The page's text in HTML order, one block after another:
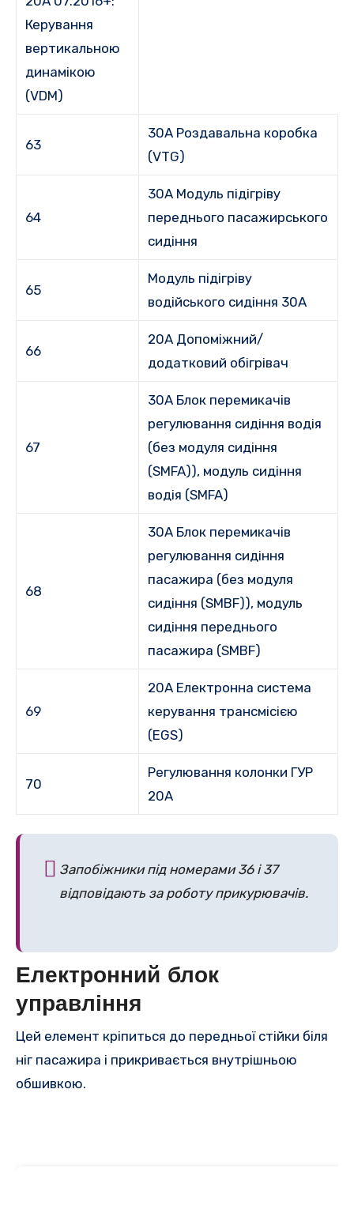
Керування
вертикальною
динамікою
(VDM)
63
30A Роздавальна коробка
(VTG)
64
30A Модуль підігріву
переднього пасажирського
сидіння
65
Модуль підігріву
водійського сидіння 30A
66
20A Допоміжний/
додатковий обігрівач
67
30A Блок перемикачів
регулювання сидіння водія
(без модуля сидіння
(SMFA)), модуль сидіння
водія (SMFA)
68
30A Блок перемикачів
регулювання сидіння
пасажира (без модуля
сидіння (SMBF)), модуль
сидіння переднього
пасажира (SMBF)
69
20A Електронна система
керування трансмісією
(EGS)
70
Регулювання колонки ГУР
20А
Запобіжники під номерами 36 і 37
відповідають за роботу прикурювачів.
Електронний блок
управління
Цей елемент кріпиться до передньої стійки біля
ніг пасажира і прикривається внутрішньою
обшивкою.